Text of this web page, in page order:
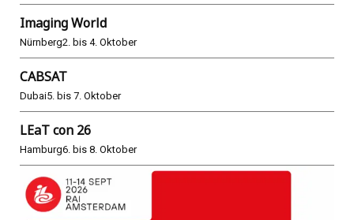
Imaging World
Nürnberg2. bis 4. Oktober
CABSAT
Dubai5. bis 7. Oktober
LEaT con 26
Hamburg6. bis 8. Oktober